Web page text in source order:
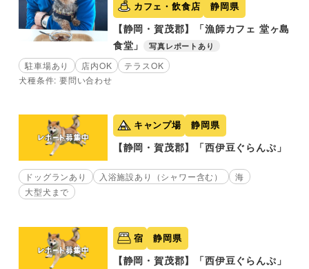
カフェ・飲食店 静岡県
【静岡・賀茂郡】「漁師カフェ 堂ヶ島
食堂」
写真レポートあり
駐車場あり 店内OK
テラスOK
犬種条件: 要問い合わせ
キャンプ場 静岡県
【静岡・賀茂郡】「西伊豆ぐらんぷ」
ドッグランあり 入浴施設あり（シャワー含む）
海
大型犬まで
宿 静岡県
【静岡・賀茂郡】「西伊豆ぐらんぷ」